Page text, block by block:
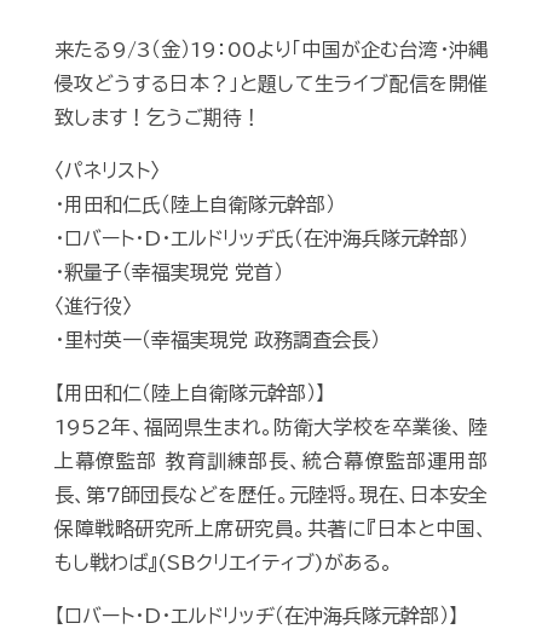
来たる9/3（金）19：00より「中国が企む台湾・沖縄
侵攻どうする日本？」と題して生ライブ配信を開催
致します！乞うご期待！
〈パネリスト〉
・用田和仁氏（陸上自衛隊元幹部）
・ロバート・D・エルドリッヂ氏（在沖海兵隊元幹部）
・釈量子（幸福実現党 党首）
〈進行役〉
・里村英一（幸福実現党 政務調査会長）
【用田和仁（陸上自衛隊元幹部）】
1952年、福岡県生まれ。防衛大学校を卒業後､ 陸
上幕僚監部 教育訓練部長、統合幕僚監部運用部
長、第7師団長などを歴任。元陸将。現在、日本安全
保障戦略研究所上席研究員。共著に『日本と中国、
もし戦わば』(SBクリエイティブ)がある。
【ロバート・D・エルドリッヂ（在沖海兵隊元幹部）】